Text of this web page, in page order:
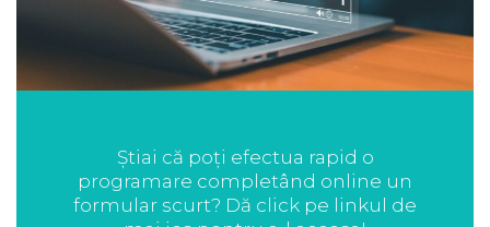
Știai că poți efectua rapid o
programare completând online un
formular scurt? Dă click pe linkul de